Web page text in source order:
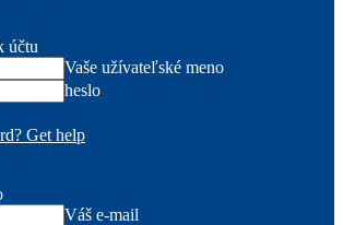
účtu
Vaše užívateľské meno
heslo
Get help
Váš e-mail